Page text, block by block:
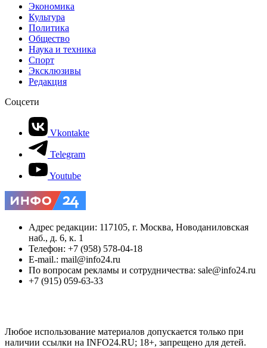
Экономика
Культура
Политика
Общество
Наука и техника
Спорт
Эксклюзивы
Редакция
Соцсети
Vkontakte
Telegram
Youtube
Адрес редакции: 117105, г. Москва, Новоданиловская
наб., д. 6, к. 1
Телефон: +7 (958) 578-04-18
E-mail.: mail@info24.ru
По вопросам рекламы и сотрудничества: sale@info24.ru
+7 (915) 059-63-33
Любое использование материалов допускается только при
наличии ссылки на INFO24.RU; 18+, запрещено для детей.